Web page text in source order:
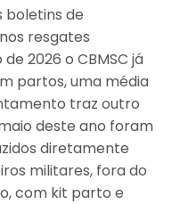
boletins de
resgates
2026 o CBMSC já
partos, uma média
traz outro
deste ano foram
diretamente
militares, fora do
com kit parto e